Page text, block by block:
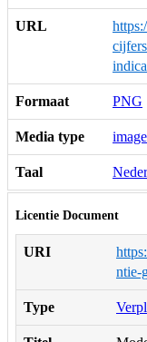
URL
Formaat PNG
Media type
Taal
Licentie Document
URI
ntie-
Type